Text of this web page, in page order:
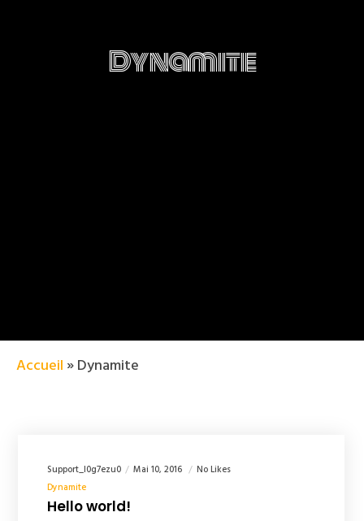
Dynamite
Accueil »Dynamite
Support_l0g7ezu0 Mai 10, 2016
No Likes
Dynamite
Hello world!